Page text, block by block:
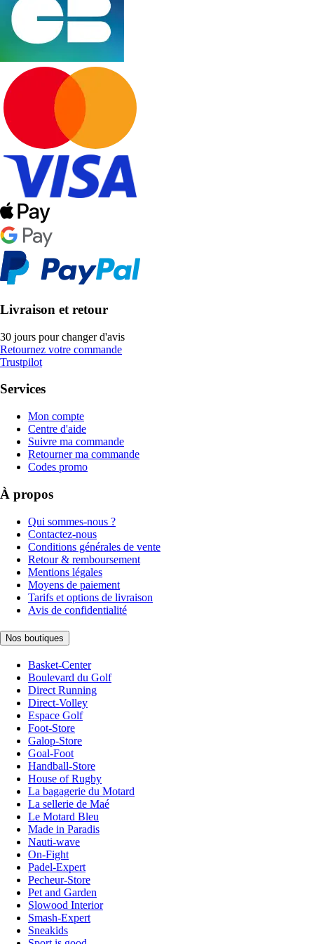
Livraison et retour
30 jours pour changer d'avis
Retournez votre commande
Trustpilot
Services
Mon compte
Centre d'aide
Suivre ma commande
Retourner ma commande
Codes promo
À propos
Qui sommes-nous ?
Contactez-nous
Conditions générales de vente
Retour & remboursement
Mentions légales
Moyens de paiement
Tarifs et options de livraison
Avis de confidentialité
Nos boutiques
Basket-Center
Boulevard du Golf
Direct Running
Direct-Volley
Espace Golf
Foot-Store
Galop-Store
Goal-Foot
Handball-Store
House of Rugby
La bagagerie du Motard
La sellerie de Maé
Le Motard Bleu
Made in Paradis
Nauti-wave
On-Fight
Padel-Expert
Pecheur-Store
Pet and Garden
Slowood Interior
Smash-Expert
Sneakids